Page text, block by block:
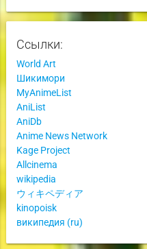
Ссылки:
World Art
Шикимори
MyAnimeList
AniList
AniDb
Anime News Network
Kage Project
Allcinema
wikipedia
ウィキペディア
kinopoisk
википедия (ru)